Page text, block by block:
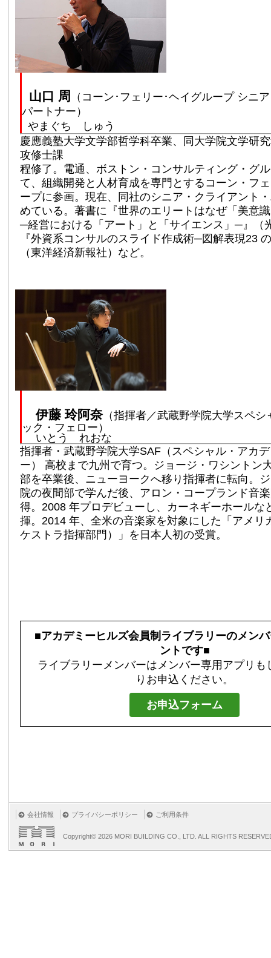
山口 周
（コーン･フェリー･ヘイグループ シニ
パートナー）
やまぐち しゅう
慶應義塾大学文学部哲学科卒業、同大学院文学研
攻修士課
程修了。電通、ボストン・コンサルティング・グ
て、組織開発と人材育成を専門とするコーン・フ
ープに参画。現在、同社のシニア・クライアント
めている。著書に『世界のエリートはなぜ「美意
─経営における「アート」と「サイエンス」─』（
『外資系コンサルのスライド作成術─図解表現23
（東洋経済新報社）など。
伊藤 玲阿奈（指揮者／武蔵野学院大学スペシ
ック・フェロー）
いとう れおな
指揮者・武蔵野学院大学SAF（スペシャル・アカ
ー） 高校まで九州で育つ。ジョージ・ワシントン
部を卒業後、ニューヨークへ移り指揮者に転向。
院の夜間部で学んだ後、アロン・コープランド音
得。2008 年プロデビューし、カーネギーホールな
揮。2014 年、全米の音楽家を対象にした「アメリ
ケストラ指揮部門）」を日本人初の受賞。
■アカデミーヒルズ会員制ライブラリーのメン
ントです■
ライブラリーメンバーはメンバー専用アプリも
りお申込ください。
お申込フォーム
会社情報 プライバシーポリシー ご利用条件
Copyright© 2026 MORI BUILDING CO., LTD. ALL RIGHTS